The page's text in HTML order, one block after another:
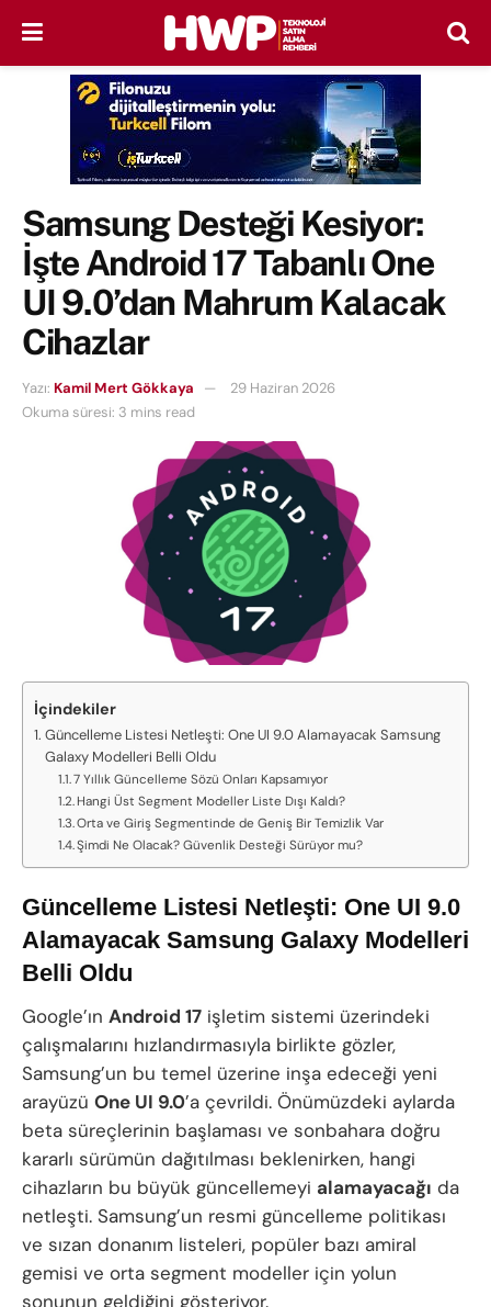
Samsung Desteği Kesiyor:
İşte Android 17 Tabanlı One
UI 9.0’dan Mahrum Kalacak
Cihazlar
Yazı: Kamil Mert Gökkaya
29 Haziran 2026
Okuma süresi: 3 mins read
İçindekiler
Güncelleme Listesi Netleşti: One UI 9.0 Alamayacak Samsung
Galaxy Modelleri Belli Oldu
7 Yıllık Güncelleme Sözü Onları Kapsamıyor
Hangi Üst Segment Modeller Liste Dışı Kaldı?
Orta ve Giriş Segmentinde de Geniş Bir Temizlik Var
Şimdi Ne Olacak? Güvenlik Desteği Sürüyor mu?
Güncelleme Listesi Netleşti: One UI 9.0
Alamayacak Samsung Galaxy Modelleri
Belli Oldu
Google’ın Android 17 işletim sistemi üzerindeki
çalışmalarını hızlandırmasıyla birlikte gözler,
Samsung’un bu temel üzerine inşa edeceği yeni
arayüzü One UI 9.0’a çevrildi. Önümüzdeki aylarda
beta süreçlerinin başlaması ve sonbahara doğru
kararlı sürümün dağıtılması beklenirken, hangi
cihazların bu büyük güncellemeyi alamayacağı da
netleşti. Samsung’un resmi güncelleme politikası
ve sızan donanım listeleri, popüler bazı amiral
gemisi ve orta segment modeller için yolun
sonunun geldiğini gösteriyor.